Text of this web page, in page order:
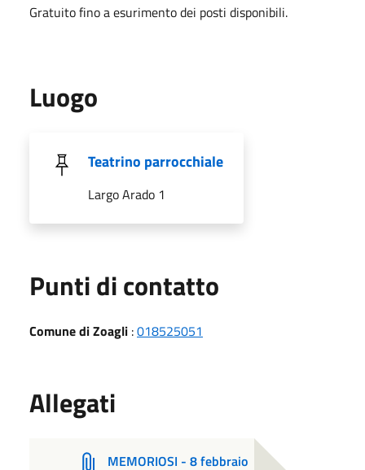
Gratuito fino a esurimento dei posti disponibili.
Luogo
Teatrino parrocchiale
Largo Arado 1
Punti di contatto
Comune di Zoagli :018525051
Allegati
MEMORIOSI - 8 febbraio